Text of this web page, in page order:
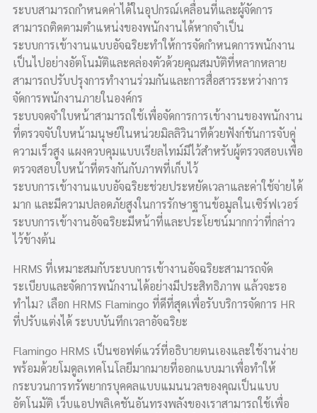
ระบบสามารถกำหนดค่าได้ในอุปกรณ์เคลื่อนที่และผู้จัดการ
สามารถติดตามตำแหน่งของพนักงานได้หากจำเป็น
ระบบการเข้างานแบบอัจฉริยะทำให้การจัดกำหนดการพนักงาน
เป็นไปอย่างอัตโนมัติและคล่องตัวด้วยคุณสมบัติที่หลากหลาย
สามารถปรับปรุงการทำงานร่วมกันและการสื่อสารระหว่างการ
จัดการพนักงานภายในองค์กร
ระบบจดจำใบหน้าสามารถใช้เพื่อจัดการการเข้างานของพนักงาน
ที่ตรวจจับใบหน้ามนุษย์ในหน่วยมิลลิวินาทีด้วยฟังก์ชันการจับคู่
ความเร็วสูง แผงควบคุมแบบเรียลไทม์มีไว้สำหรับผู้ตรวจสอบเพื่อ
ตรวจสอบใบหน้าที่ตรงกันกับภาพที่เก็บไว้
ระบบการเข้างานแบบอัจฉริยะช่วยประหยัดเวลาและค่าใช้จ่ายได้
มาก และมีความปลอดภัยสูงในการรักษาฐานข้อมูลในเซิร์ฟเวอร์
ระบบการเข้างานอัจฉริยะมีหน้าที่และประโยชน์มากกว่าที่กล่าว
ไว้ข้างต้น
HRMS ที่เหมาะสมกับระบบการเข้างานอัจฉริยะสามารถจัด
ระเบียบและจัดการพนักงานได้อย่างมีประสิทธิภาพ แล้วจะรอ
ทำไม? เลือก HRMS Flamingo ที่ดีที่สุดเพื่อรับบริการจัดการ HR
ที่ปรับแต่งได้ ระบบบันทึกเวลาอัจฉริยะ
Flamingo HRMS เป็นซอฟต์แวร์ที่อธิบายตนเองและใช้งานง่าย
พร้อมด้วยโมดูลเทคโนโลยีมากมายที่ออกแบบมาเพื่อทำให้
กระบวนการทรัพยากรบุคคลแบบแมนนวลของคุณเป็นแบบ
อัตโนมัติ เว็บแอปพลิเคชันอันทรงพลังของเราสามารถใช้เพื่อ